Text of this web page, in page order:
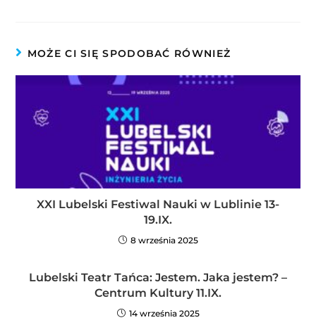
MOŻE CI SIĘ SPODOBAĆ RÓWNIEŻ
XXI Lubelski Festiwal Nauki w Lublinie 13-
19.IX.
8 września 2025
Lubelski Teatr Tańca: Jestem. Jaka jestem? –
Centrum Kultury 11.IX.
14 września 2025